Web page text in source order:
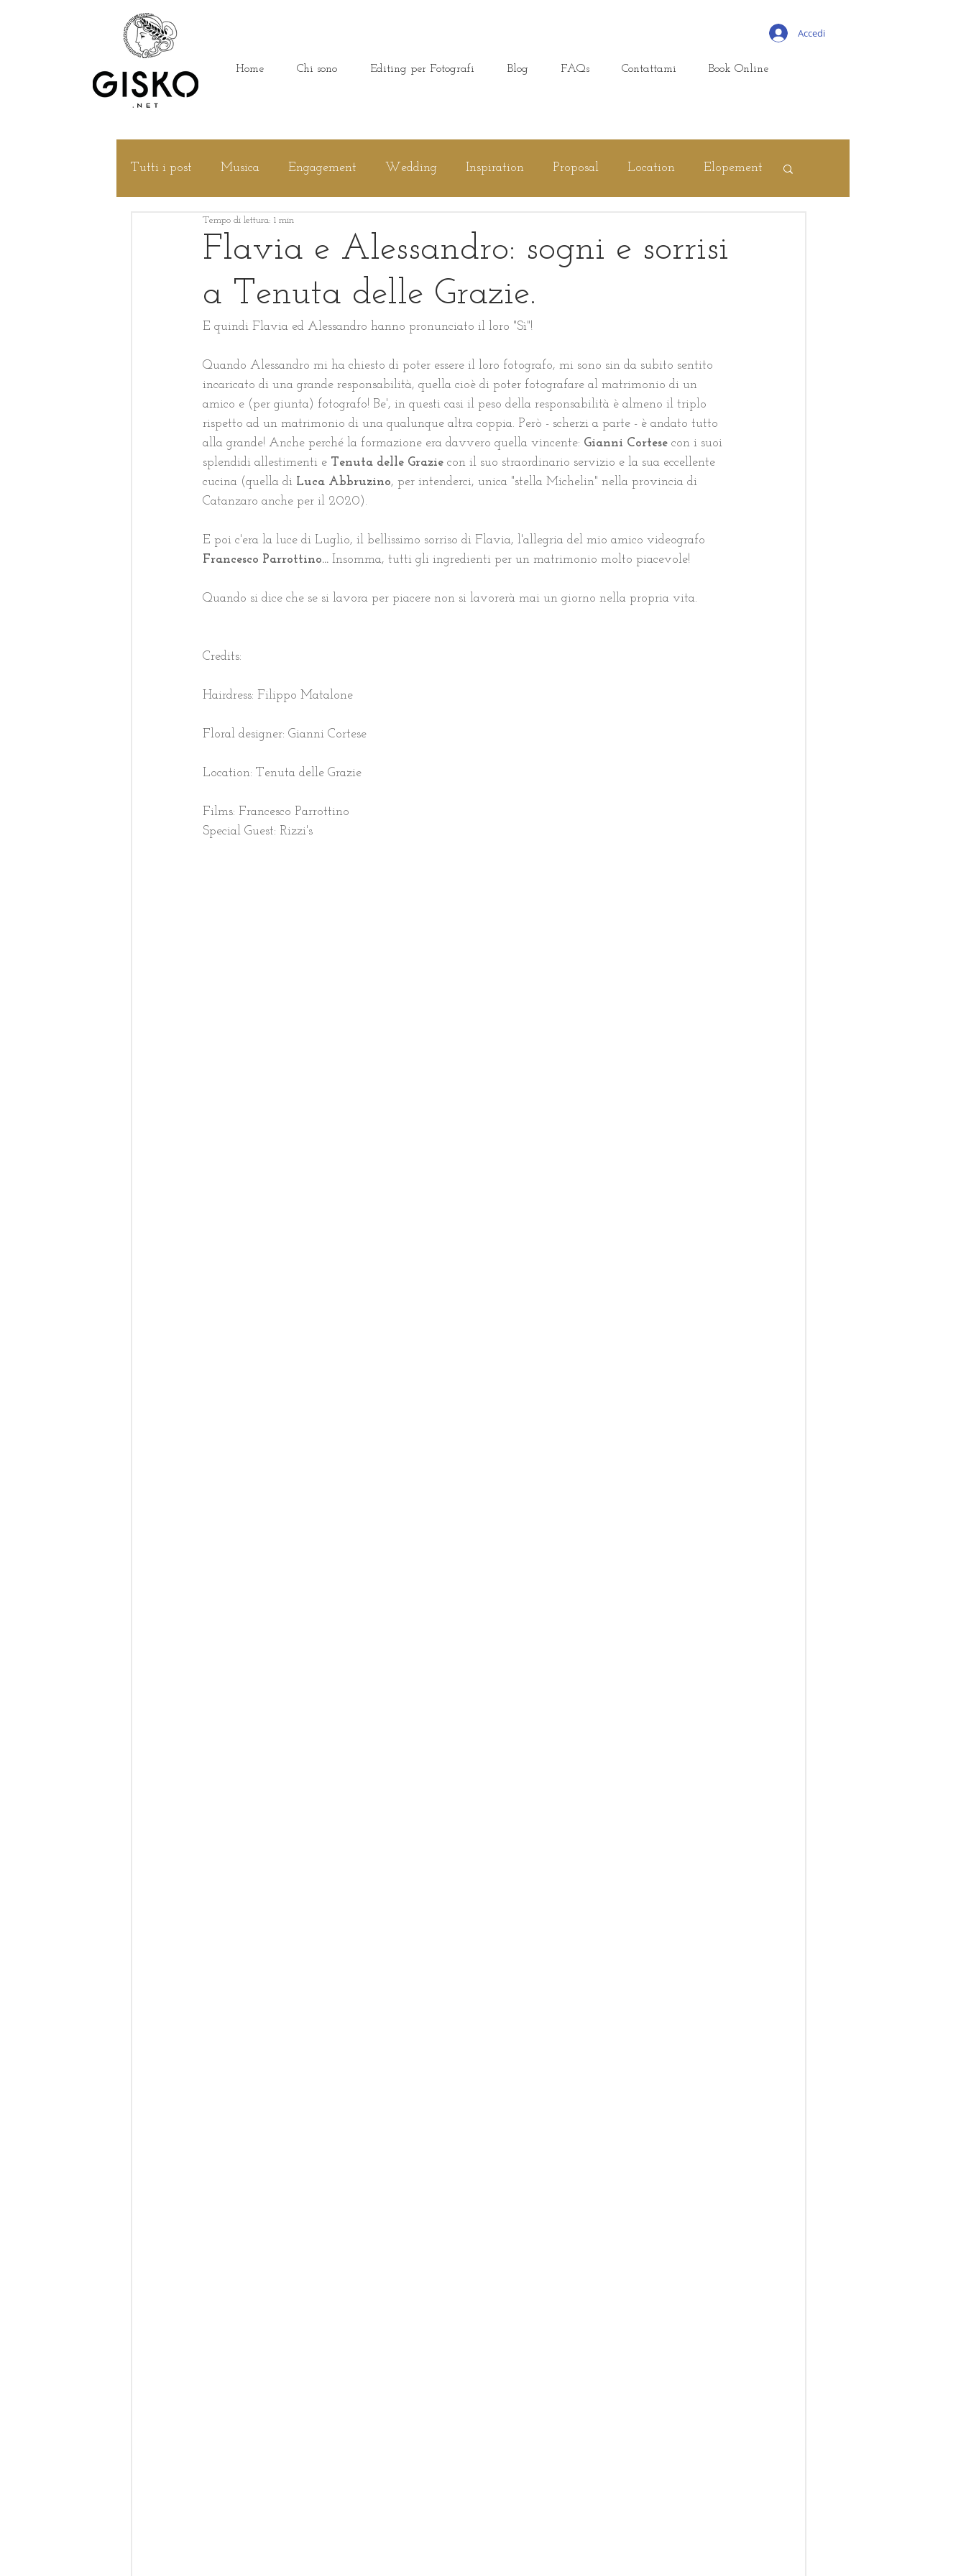
Accedi
Home Chi sono Editing per Fotografi Blog FAQs Contattami Book Online
Tutti i post Musica Engagement Wedding Inspiration Proposal Location Elopement
White Wedding
Flavia e Alessandro: sogni e sorrisi
a Tenuta delle Grazie.
Tempo di lettura: 1 min
E quindi Flavia ed Alessandro hanno pronunciato il loro "Sì"!
Quando Alessandro mi ha chiesto di poter essere il loro fotografo, mi sono sin da subito sentito
incaricato di una grande responsabilità, quella cioè di poter fotografare al matrimonio di un
amico e (per giunta) fotografo! Be', in questi casi il peso della responsabilità è almeno il triplo
rispetto ad un matrimonio di una qualunque altra coppia. Però - scherzi a parte - è andato tutto
alla grande! Anche perché la formazione era davvero quella vincente: Gianni Cortese con i suoi
splendidi allestimenti e Tenuta delle Grazie con il suo straordinario servizio e la sua eccellente
cucina (quella di Luca Abbruzino, per intenderci, unica "stella Michelin" nella provincia di
Catanzaro anche per il 2020).
E poi c'era la luce di Luglio, il bellissimo sorriso di Flavia, l'allegria del mio amico videografo
Francesco Parrottino... Insomma, tutti gli ingredienti per un matrimonio molto piacevole!
Quando si dice che se si lavora per piacere non si lavorerà mai un giorno nella propria vita.
Credits:
Hairdress: Filippo Matalone
Floral designer: Gianni Cortese
Location: Tenuta delle Grazie
Films: Francesco Parrottino
Special Guest: Rizzi's